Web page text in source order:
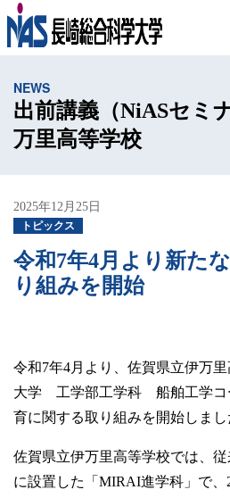
施設・アクセス
入試情報
各種証明書
一般・社会
学生・教職
NEWS
出前講義（NiASセミ
万里高等学校
2025年12月25日
トピックス
令和7年4月より新た
り組みを開始
令和7年4月より、佐賀県立伊万
大学 工学部工学科 船舶工学コ
育に関する取り組みを開始しまし
佐賀県立伊万里高等学校では、
に設置した「MIRAI進学科」で